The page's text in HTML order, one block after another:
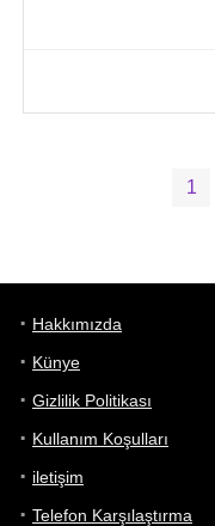
1
Hakkımızda
Künye
Gizlilik Politikası
Kullanım Koşulları
iletişim
Telefon Karşılaştırma